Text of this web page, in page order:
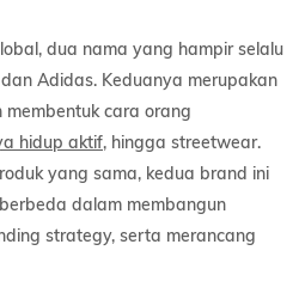
dua nama yang hampir selalu
Adidas. Keduanya merupakan
cara orang
hidup aktif, hingga streetwear.
yang sama, kedua brand ini
dalam membangun
strategy, serta merancang